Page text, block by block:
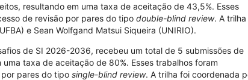
resultando em uma taxa de aceitação de 43,5%. Esses
de revisão por pares do tipo double-blind review. A
e Sean Wolfgand Matsui Siqueira (UNIRIO).
de SI 2026-2036, recebeu um total de 5 submissões de
taxa de aceitação de 80%. Esses trabalhos foram
pares do tipo single-blind review. A trilha foi coordenada